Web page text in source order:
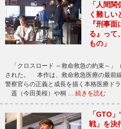
「人間
く難しい
『刑事
る』って
もの」
「クロスロード ～救命救急の約束～」
された。 本作は、救命救急医療の最前
警察官らの正義と成長を描く本格医療ド
遥（今田美桜）や桐 … 続きを読む
「GTO
戦」を決